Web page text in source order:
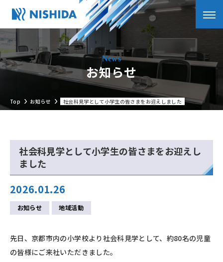
お知らせ
Top お知らせ 社会科見学として小学生の皆さまをお迎えしました
社会科見学として小学生の皆さまをお迎えし
ました
2026.01.26
お知らせ 地域活動
先日、京都市内の小学校より社会科見学として、約80名の児童
の皆様にご来社いただきました。